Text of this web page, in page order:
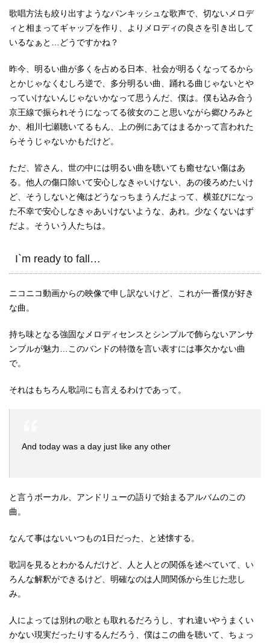
歌唱方法も絞り出すようなパンキッシュな歌声で、切ないメロデ
ィと相まってギャップを作り、よりメロディの良さを引き出して
いるなぁと…どうですかね？
昨今、明るい曲が多くを占める日本、社会が明るくなってるから
とかじゃなくむしろ逆で、多分明るい曲、踊れる曲じゃないとや
っていけないんじゃないかなって思うんだ、僕は。僕も込み合う
京王線で振られそうになってる彼女のこと思いながら郷ひろみと
か、相川七瀬聴いてるもん、上の例にあてはまるかって言われた
らそうじゃないかもだけど。
ただ、皆さん、世の中には明るい曲を聴いても癒せない傷はあ
る。他人の傷口除いて安心しなきゃいけない、あの後ろめたいけ
ど、そうしないと俺はどうなっちまうんだよって、横並びになっ
た不幸で安心しなきゃあいけないような、あれ。少なくないはず
だよ。そういう人たちは。
I`m ready to fall…
ニコニコ動画からの映像で申し訳ないけど、これが一番僕が好き
な曲。
持ち味となる強固なメロディセンスとシンプルで飾らないアンサ
ンブルが魅力…このバンドの特徴を言い表すには事欠かない曲
で。
それはもちろん歌詞にも言えるわけであって。
And today was a day just like any other
と言うボーカル、アンドリューの語りで始まるアルバムのこの
曲。
なんて事はないいつもの1日だった、と述懐する。
歌詞を見るとわかるんだけど、人と人との関係を述べていて、い
ろんな解釈ができるけど、明確なのは人間関係から生じた悲し
み。
人によっては別れの歌とも取れるだろうし、すれ違いやうまくい
かない現実だったりするんだろう、僕はこの曲を聴いて、ちょっ